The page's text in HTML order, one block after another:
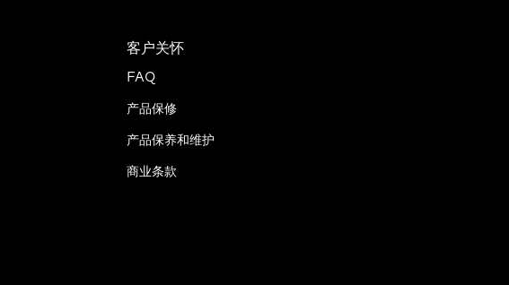
客户关怀
FAQ
产品保修
产品保养和维护
商业条款